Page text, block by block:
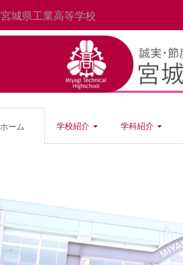
宮城県工業高等学校
ホーム 学校紹介 学科紹介